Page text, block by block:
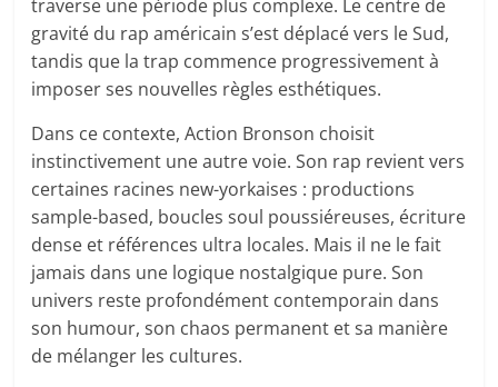
traverse une période plus complexe. Le centre de
gravité du rap américain s’est déplacé vers le Sud,
tandis que la trap commence progressivement à
imposer ses nouvelles règles esthétiques.
Dans ce contexte, Action Bronson choisit
instinctivement une autre voie. Son rap revient vers
certaines racines new-yorkaises : productions
sample-based, boucles soul poussiéreuses, écriture
dense et références ultra locales. Mais il ne le fait
jamais dans une logique nostalgique pure. Son
univers reste profondément contemporain dans
son humour, son chaos permanent et sa manière
de mélanger les cultures.